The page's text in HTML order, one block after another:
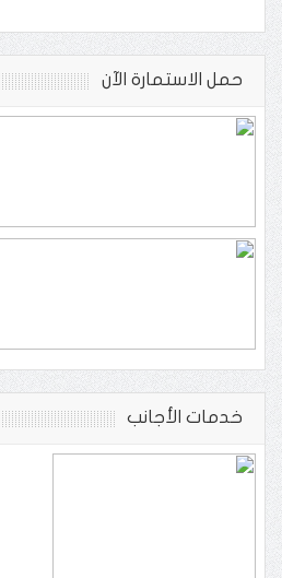
حمل الاستمارة الآن
خدمات الأجانب